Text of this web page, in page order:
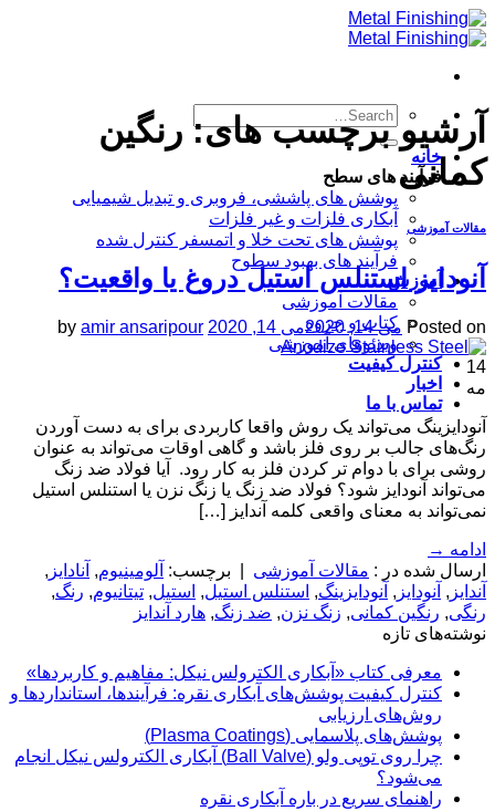
Skip
to
خانه
فرآیند های سطح
پوشش های پاششی، فروبری و تبدیل شیمیایی
آبکاری فلزات و غیر فلزات
پوشش های تحت خلا و اتمسفر کنترل شده
فرآیند های بهبود سطوح
آموزش
مقالات آموزشی
کتاب و جزوه
ویدئوهای آموزشی
کنترل کیفیت
اخبار
تماس با ما
آرشیو برچسب های: رنگین
کمانی
مقالات آموزشی
آنودایز استنلس استیل دروغ یا واقعیت؟
Posted on می 14, 2020 می 14, 2020 by amir ansaripour
14
مه
آنودایزینگ می‌تواند یک روش واقعا کاربردی برای به دست آوردن
رنگ‌های جالب بر روی فلز باشد و گاهی اوقات می‌تواند به عنوان
روشی برای با دوام تر کردن فلز به کار رود. ​ آیا فولاد ضد زنگ
می‌تواند آنودایز شود؟ فولاد ضد زنگ یا زنگ نزن یا استنلس استیل
نمی‌تواند به معنای واقعی کلمه آندایز […]
ادامه →
ارسال شده در : مقالات آموزشی برچسب: آلومینیوم, آنادایز ,
آندایز , آنودایز , آنودایزینگ, استنلس استیل, استیل, تیتانیوم, رنگ,
رنگی, رنگین کمانی, زنگ نزن, ضد زنگ, هارد آندایز
نوشته‌های تازه
معرفی کتاب «آبکاری الکترولس نیکل: مفاهیم و کاربردها»
کنترل کیفیت پوشش‌های آبکاری نقره: فرآیندها، استانداردها و
روش‌های ارزیابی
پوشش‌های پلاسمایی (Plasma Coatings)
چرا روی توپی‌ ولو (Ball Valve) آبکاری الکترولس نیکل انجام
می‌شود؟
راهنمای سریع در باره آبکاری نقره